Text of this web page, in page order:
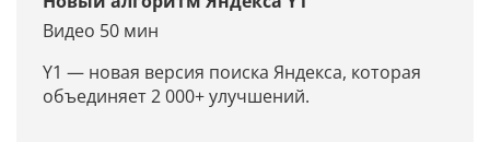
Видео 50 мин
Y1 — новая версия поиска Яндекса, которая
объединяет 2 000+ улучшений.